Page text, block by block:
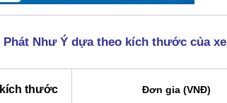
Như Ý dựa theo kích thước của xe
thước
Đơn gia (VNĐ)